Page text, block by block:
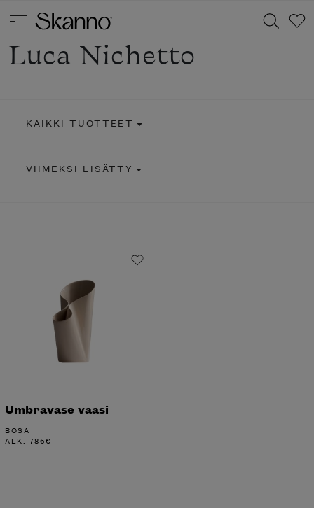
Luca Nichetto
KAIKKI TUOTTEET
VIIMEKSI LISÄTTY
Umbravase vaasi
BOSA
ALK. 786€